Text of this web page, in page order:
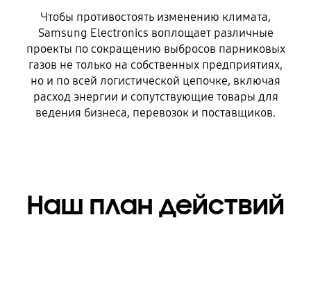
Чтобы противостоять изменению климата,
Samsung Electronics воплощает различные
проекты по сокращению выбросов парниковых
газов не только на собственных предприятиях,
но и по всей логистической цепочке, включая
расход энергии и сопутствующие товары для
ведения бизнеса, перевозок и поставщиков.
Наш план действий